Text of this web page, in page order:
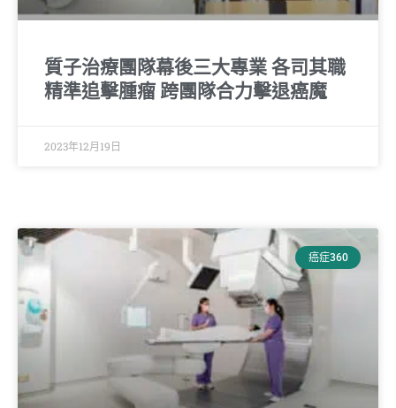
質子治療團隊幕後三大專業 各司其職
精準追擊腫瘤 跨團隊合力擊退癌魔
2023年12月19日
癌症360